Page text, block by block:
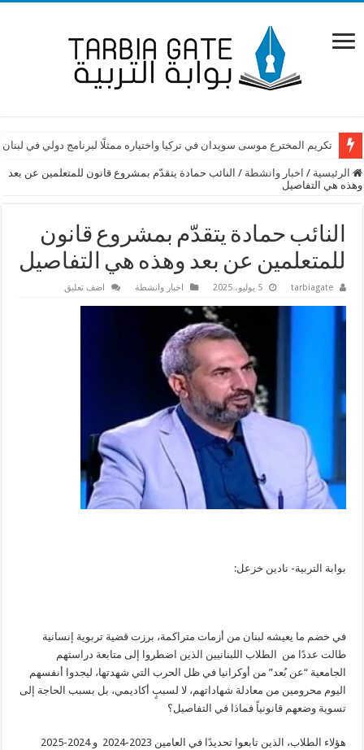
تكريم المخترع موسى سويدان في تركيا واختياره ممثلًا لبرنامج دولي في لبنان
الرئيسية / اخبار وانشطة / النائب حمادة يتقدّم بمشروع قانون للمتعلمين عن بعد
وهذه هي التفاصيل
النائب حمادة يتقدّم بمشروع قانون
للمتعلمين عن بعد وهذه هي التفاصيل
tarbiagate 5 يوليو، 2025 اخبار وانشطة اضف تعليق
بوابة التربية- نادين خزعل:
في خضم ما يعيشه لبنان من أزمات متراكمة، برزت قضية تربوية إنسانية
طالت عددًا من الطلاب اللبنانيين الذين اضطروا إلى متابعة دراستهم
الجامعية “عن بُعد” من أوكرانيا في ظل الحرب التي شهدتها، ليجدوا أنفسهم
اليوم محرومين من معادلة شهاداتهم، لا لسببٍ أكاديمي، بل بسبب الحاجة إلى
تسوية وضعهم قانونياً فماذا في التفاصيل؟
هؤلاء الطلاب، الذين تابعوا تحديدًا في العامين 2023-2024 و 2024-2025